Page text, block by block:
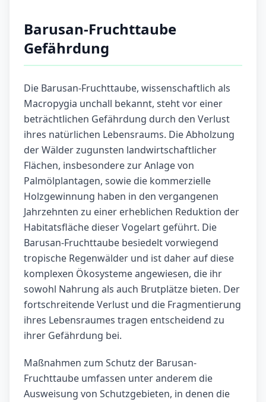
Barusan-Fruchttaube
Gefährdung
Die Barusan-Fruchttaube, wissenschaftlich als
Macropygia unchall bekannt, steht vor einer
beträchtlichen Gefährdung durch den Verlust
ihres natürlichen Lebensraums. Die Abholzung
der Wälder zugunsten landwirtschaftlicher
Flächen, insbesondere zur Anlage von
Palmölplantagen, sowie die kommerzielle
Holzgewinnung haben in den vergangenen
Jahrzehnten zu einer erheblichen Reduktion der
Habitatsfläche dieser Vogelart geführt. Die
Barusan-Fruchttaube besiedelt vorwiegend
tropische Regenwälder und ist daher auf diese
komplexen Ökosysteme angewiesen, die ihr
sowohl Nahrung als auch Brutplätze bieten. Der
fortschreitende Verlust und die Fragmentierung
ihres Lebensraumes tragen entscheidend zu
ihrer Gefährdung bei.
Maßnahmen zum Schutz der Barusan-
Fruchttaube umfassen unter anderem die
Ausweisung von Schutzgebieten, in denen die